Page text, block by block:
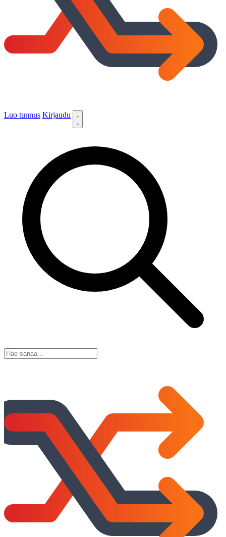
Luo tunnus Kirjaudu